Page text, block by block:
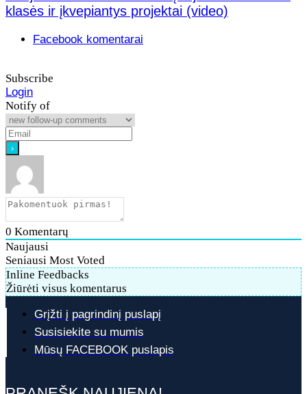
klasės ir įkvepiantys projektai (video)
Facebook komentarai
Subscribe
Login
Notify of
0 Komentarų
Naujausi
Seniausi Most Voted
Inline Feedbacks
Žiūrėti visus komentarus
Grįžti į pagrindinį puslapį
Susisiekite su mumis
Mūsų FACEBOOK puslapis